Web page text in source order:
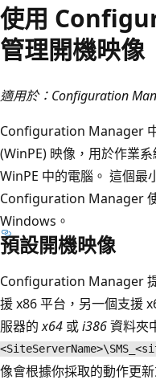
使用
管理開機映像
適用於：Configuration
Configuration Manager
(WinPE) 映像，用於作業
WinPE 中的電腦。 這個最
Configuration Manager
Windows。
預設開機映像
Configuration Manager
援 x86 平台，另一個支援
服器的x64 或i386資料夾
像會根據你採取的動作更